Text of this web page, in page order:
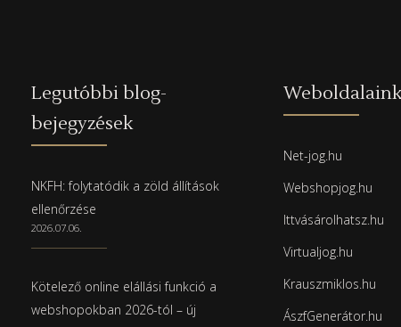
Legutóbbi blog-
bejegyzések
NKFH: folytatódik a zöld állítások
ellenőrzése
2026.07.06.
Kötelező online elállási funkció a
webshopokban 2026-tól – új
Weboldalaink
Net-jog.hu
Webshopjog.hu
Ittvásárolhatsz.hu
Virtualjog.hu
Krauszmiklos.hu
ÁszfGenerátor.hu